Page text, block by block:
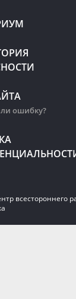
ошибку?
всестороннего